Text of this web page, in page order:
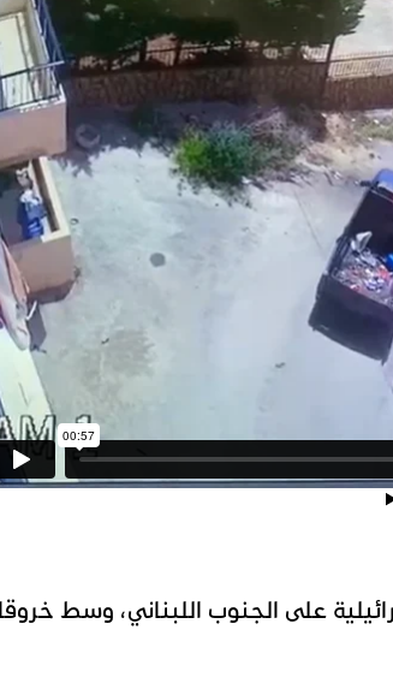
على الجنوب اللبناني، وسط